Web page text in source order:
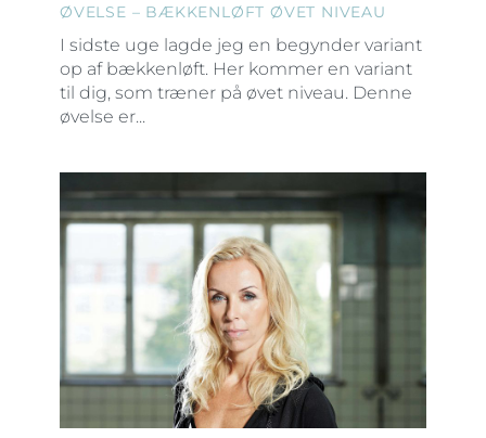
ØVELSE – BÆKKENLØFT ØVET NIVEAU
I sidste uge lagde jeg en begynder variant
op af bækkenløft. Her kommer en variant
til dig, som træner på øvet niveau. Denne
øvelse er...